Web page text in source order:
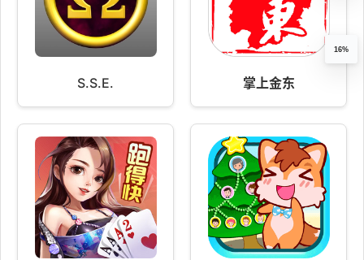
S.S.E. 掌上金东
16%